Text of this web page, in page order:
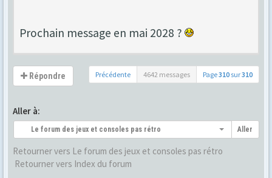
Prochain message en mai 2028 ?
Répondre Précédente 4642 messages Page310 sur310
Aller à:
Le forum des jeux et consoles pas rétro Aller
Retourner vers Le forum des jeux et consoles pas rétro
Retourner vers Index du forum